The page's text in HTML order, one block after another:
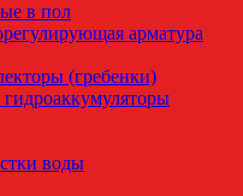
в пол
арматура
(гребенки)
воды